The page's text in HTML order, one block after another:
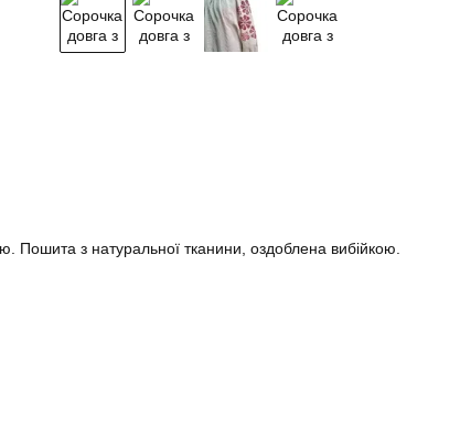
Пошита з натуральної тканини, оздоблена вибійкою.